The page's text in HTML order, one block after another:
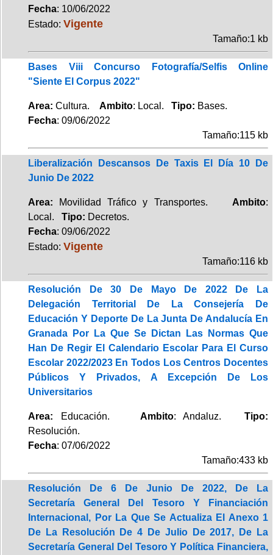
Fecha: 10/06/2022
Estado: Vigente
Tamaño:1 kb
Bases Viii Concurso Fotografía/Selfis Online
"Siente El Corpus 2022"
Area: Cultura. Ambito: Local. Tipo: Bases.
Fecha: 09/06/2022
Tamaño:115 kb
Liberalización Descansos De Taxis El Día 10 De
Junio De 2022
Area: Movilidad Tráfico y Transportes. Ambito:
Local. Tipo: Decretos.
Fecha: 09/06/2022
Estado: Vigente
Tamaño:116 kb
Resolución De 30 De Mayo De 2022 De La
Delegación Territorial De La Consejería De
Educación Y Deporte De La Junta De Andalucía En
Granada Por La Que Se Dictan Las Normas Que
Han De Regir El Calendario Escolar Para El Curso
Escolar 2022/2023 En Todos Los Centros Docentes
Públicos Y Privados, A Excepción De Los
Universitarios
Area: Educación. Ambito: Andaluz.Tipo:
Resolución.
Fecha: 07/06/2022
Tamaño:433 kb
Resolución De 6 De Junio De 2022, De La
Secretaría General Del Tesoro Y Financiación
Internacional, Por La Que Se Actualiza El Anexo 1
De La Resolución De 4 De Julio De 2017, De La
Secretaría General Del Tesoro Y Política Financiera,